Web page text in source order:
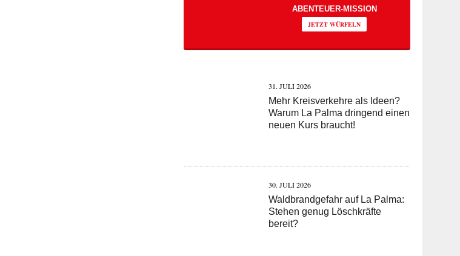
ABENTEUER-MISSION
JETZT WÜRFELN
31. JULI 2026
Mehr Kreisverkehre als Ideen?
Warum La Palma dringend einen
neuen Kurs braucht!
30. JULI 2026
Waldbrandgefahr auf La Palma:
Stehen genug Löschkräfte
bereit?